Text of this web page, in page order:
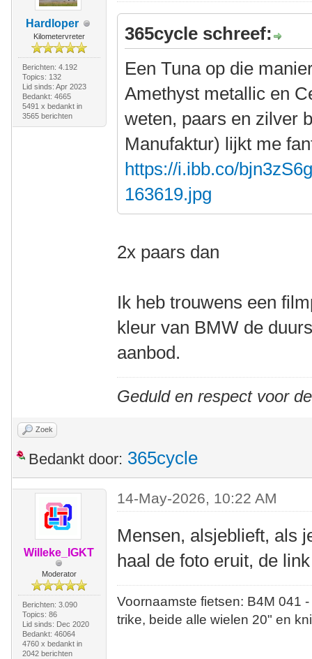
Hardloper
Kilometervreter
Berichten: 4.192
Topics: 132
Lid sinds: Apr 2023
Bedankt: 4665
5491 x bedankt in
3565 berichten
365cycle schreef:
Een Tuna op die
Amethyst metallic en
weten, paars en zilver
Manufaktur) lijkt me
https://i.ibb.co/
163619.jpg
2x paars dan
Ik heb trouwens een
kleur van BMW de
aanbod.
Geduld en respect voor
Zoek
Bedankt door: 365cycle
Willeke_IGKT
Moderator
Berichten: 3.090
Topics: 86
Lid sinds: Dec 2020
Bedankt: 46064
4760 x bedankt in
2042 berichten
14-May-2026, 10:22 AM
Mensen, alsjeblieft, als
haal de foto eruit, de
Voornaamste fietsen: B4M
trike, beide alle wielen 20" en